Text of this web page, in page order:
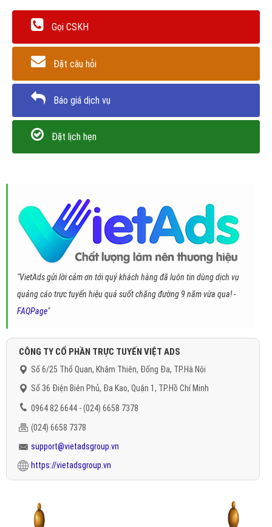
Gọi CSKH
Đặt câu hỏi
Báo giá dịch vụ
Đặt lịch hẹn
"VietAds gửi lời cảm ơn tới quý khách hàng đã luôn tin dùng dịch vụ
quảng cáo trực tuyến hiệu quả suốt chặng đường 9 năm vừa qua! -
FAQPage"
CÔNG TY CỔ PHẦN TRỰC TUYẾN VIỆT ADS
Số 6/25 Thổ Quan, Khâm Thiên, Đống Đa, TP.Hà Nội
Số 36 Điện Biên Phủ, Đa Kao, Quận 1, TP.Hồ Chí Minh
0964 82 6644 - (024) 6658 7378
(024) 6658 7378
support@vietadsgroup.vn
https://vietadsgroup.vn